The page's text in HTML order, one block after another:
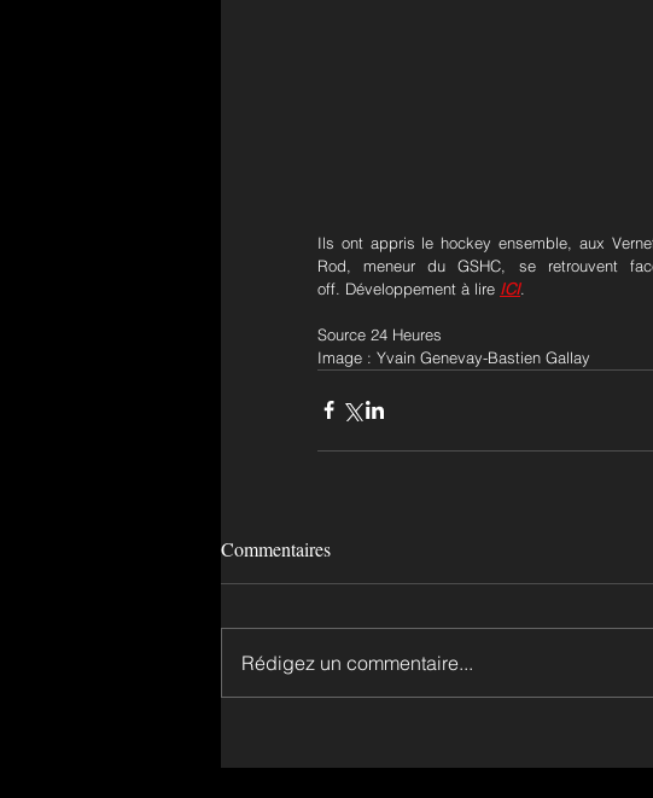
Ils ont appris le hockey ensemble, aux
Rod, meneur du GSHC, se retrouvent
off. Développement à lire ICI.
Source 24 Heures
Image : Yvain Genevay-Bastien Gallay
Commentaires
Rédigez un commentaire...